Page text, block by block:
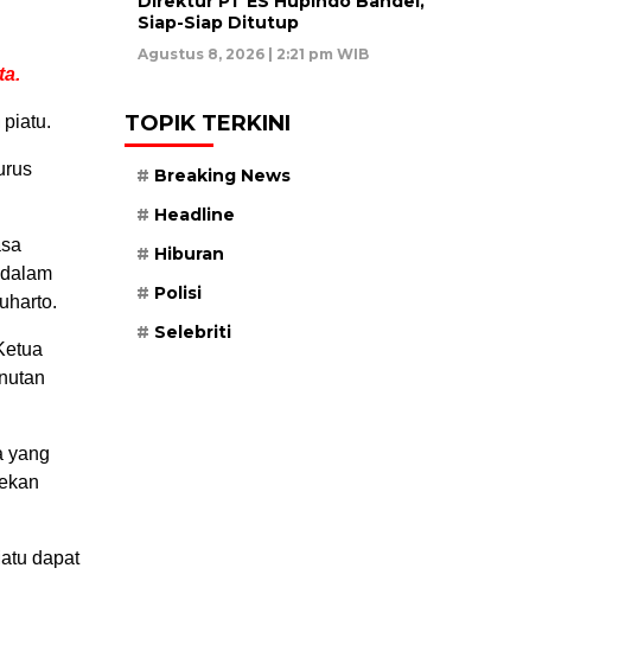
yang
dapat
Siap-Siap Ditutup
Agustus 8, 2026 | 2:21 pm WIB
TOPIK TERKINI
Breaking News
Headline
Hiburan
Polisi
Selebriti